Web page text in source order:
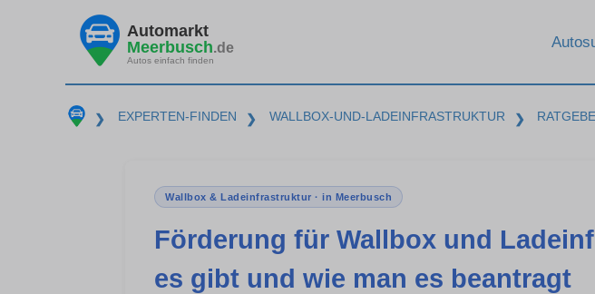
Automarkt
Meerbusch.de
Autos einfach finden
❯ EXPERTEN-FINDEN ❯ WALLBOX-UND-LADEINFRASTRUKTUR ❯
Wallbox & Ladeinfrastruktur · in Meerbusch
Förderung für Wallbox und
es gibt und wie man es beantragt